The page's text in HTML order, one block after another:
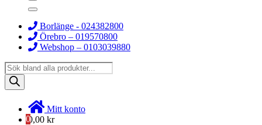
Borlänge - 024382800
Örebro – 019570800
Webshop – 0103039880
Products
search
Mitt konto
00,00 kr